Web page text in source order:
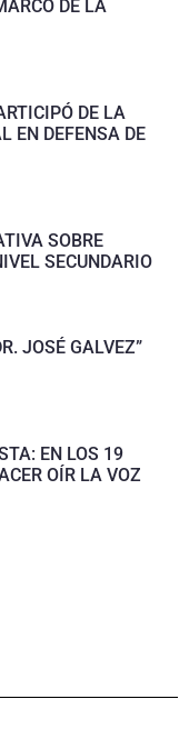
DE LA
DE LA
EN DEFENSA DE
SOBRE
SECUNDARIO
JOSÉ GALVEZ”
EN LOS 19
OÍR LA VOZ